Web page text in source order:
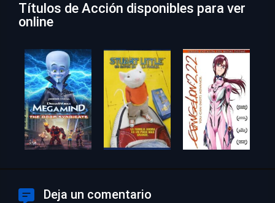
Títulos de Acción disponibles para ver
online
Deja un comentario